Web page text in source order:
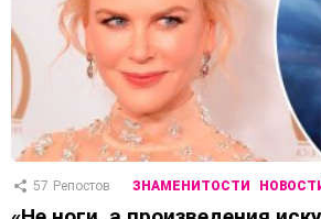
57 Репостов ЗНАМЕНИТОСТИ